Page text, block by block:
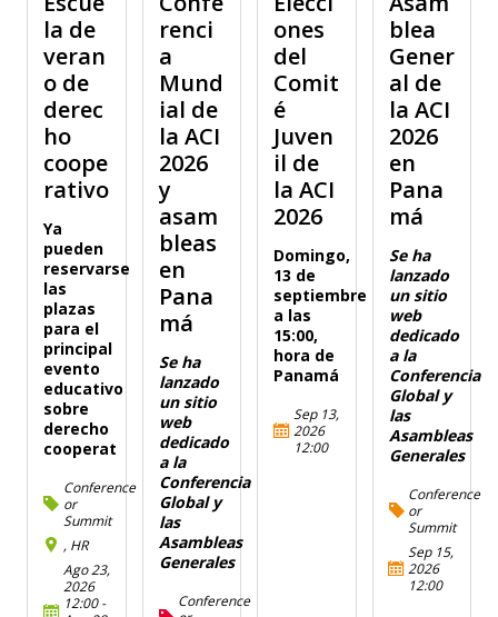
la de
veran
o de
derec
ho
coope
rativo
Ya
pueden
reservarse
las
plazas
para el
principal
evento
educativo
sobre
derecho
cooperat
Conference
or
Summit
, HR
Ago 23,
2026
12:00-
renci
a
Mund
ial de
la ACI
2026
y
asam
bleas
en
Pana
má
Se ha
lanzado
un sitio
web
dedicado
a la
Conferencia
Global y
las
Asambleas
Generales
Conference
ones
del
Comit
é
Juven
il de
la ACI
2026
Domingo,
13 de
septiembre
a las
15:00,
hora de
Panamá
Sep 13,
2026
12:00
blea
Gener
al de
la ACI
2026
en
Pana
má
Se ha
lanzado
un sitio
web
dedicado
a la
Conferencia
Global y
las
Asambleas
Generales
Conference
or
Summit
Sep 15,
2026
12:00